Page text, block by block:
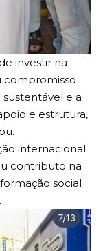
investir na
compromisso
e a
e estrutura,
internacional
contributo na
social